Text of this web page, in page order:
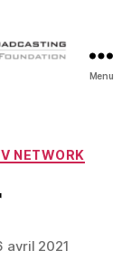
Menu
NETWORK
avril 2021